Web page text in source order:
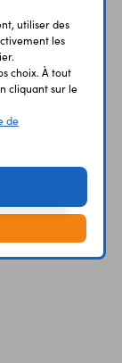
utiliser des
les
choix. À tout
cliquant sur le
de